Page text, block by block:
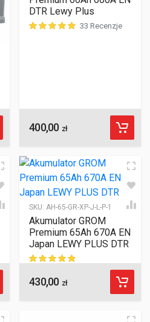
DTR Lewy Plus
33 Recenzje
400,00 zł
SKU: AH-65-GR-XP-J-L-P-1
Akumulator GROM
Premium 65Ah 670A EN
Japan LEWY PLUS DTR
ocen klientów
430,00 zł